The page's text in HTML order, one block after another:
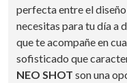
perfecta entre el
necesitas para tu día a
que te acompañe en
sofisticado que
NEO SHOT son una